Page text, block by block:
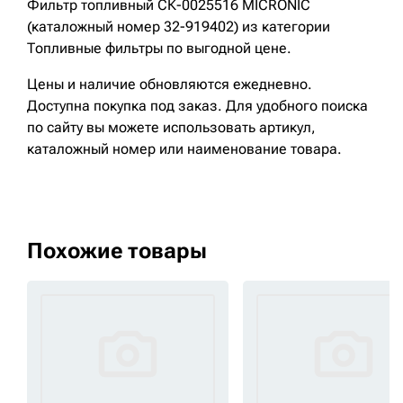
Фильтр топливный СК-0025516 MICRONIC
(каталожный номер 32-919402) из категории
Топливные фильтры по выгодной цене.
Цены и наличие обновляются ежедневно.
Доступна покупка под заказ. Для удобного поиска
по сайту вы можете использовать артикул,
каталожный номер или наименование товара.
Похожие товары